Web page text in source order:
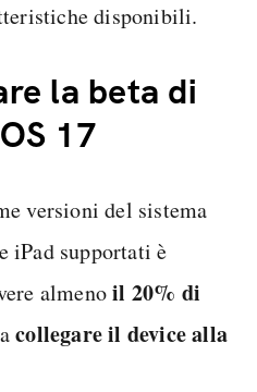
disponibili.
la beta di
17
versioni del sistema
iPad supportati è
almenoil 20% di
collegare il device alla